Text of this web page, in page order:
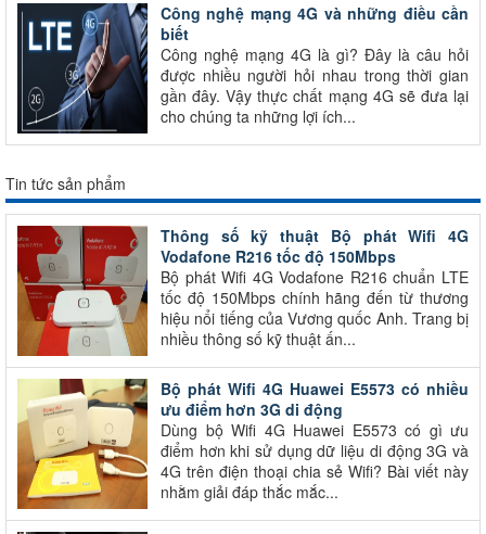
Công nghệ mạng 4G và những điều cần
biết
Công nghệ mạng 4G là gì? Đây là câu hỏi
được nhiều người hỏi nhau trong thời gian
gần đây. Vậy thực chất mạng 4G sẽ đưa lại
cho chúng ta những lợi ích...
Tin tức sản phẩm
Thông số kỹ thuật Bộ phát Wifi 4G
Vodafone R216 tốc độ 150Mbps
Bộ phát Wifi 4G Vodafone R216 chuẩn LTE
tốc độ 150Mbps chính hãng đến từ thương
hiệu nổi tiếng của Vương quốc Anh. Trang bị
nhiều thông số kỹ thuật ấn...
Bộ phát Wifi 4G Huawei E5573 có nhiều
ưu điểm hơn 3G di động
Dùng bộ Wifi 4G Huawei E5573 có gì ưu
điểm hơn khi sử dụng dữ liệu di động 3G và
4G trên điện thoại chia sẻ Wifi? Bài viết này
nhằm giải đáp thắc mắc...